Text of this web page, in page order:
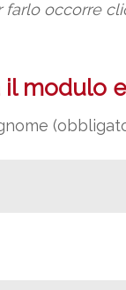
farlo occorre
il modulo